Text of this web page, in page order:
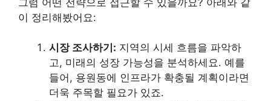
이 정리해봤어요:
시장 조사하기: 지역의 시세 흐름을 파악하
고, 미래의 성장 가능성을 분석하세요. 예를
들어, 용원동에 인프라가 확충될 계획이라면
더욱 주목할 필요가 있죠.